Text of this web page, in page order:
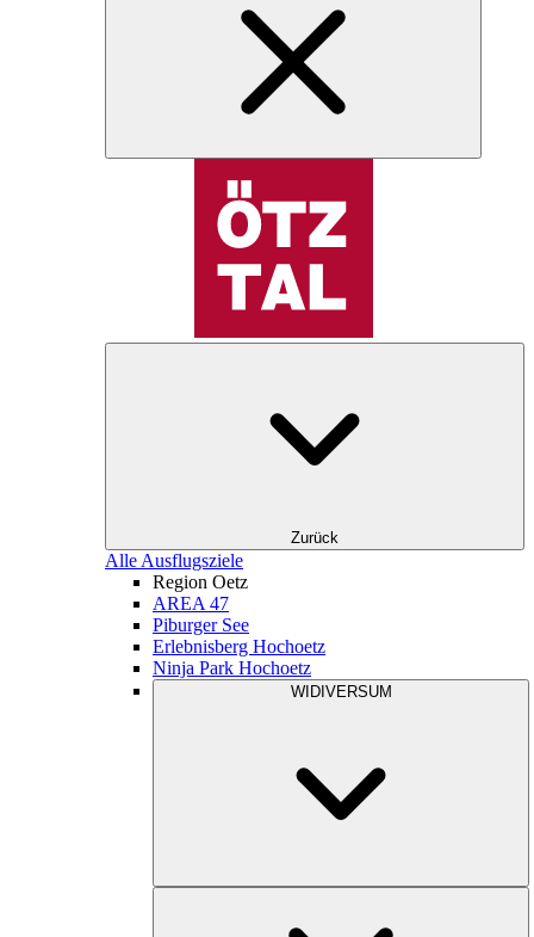
Zurück
Alle Ausflugsziele
Region Oetz
AREA 47
Piburger See
Erlebnisberg Hochoetz
Ninja Park Hochoetz
WIDIVERSUM